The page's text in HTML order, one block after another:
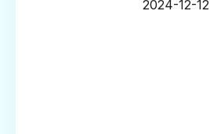
2024-12-12